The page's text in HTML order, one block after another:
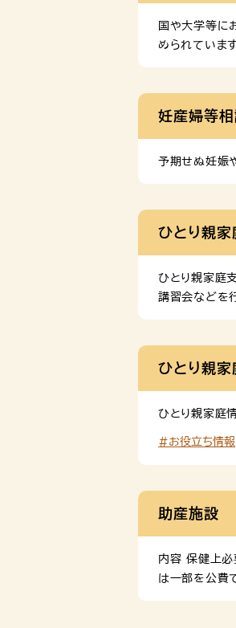
国や大学等に
められていま
妊産婦等相
予期せぬ妊娠
ひとり親家
ひとり親家庭
講習会などを
ひとり親家
ひとり親家庭
#お役立ち情報
助産施設
内容 保健上必
は一部を公費